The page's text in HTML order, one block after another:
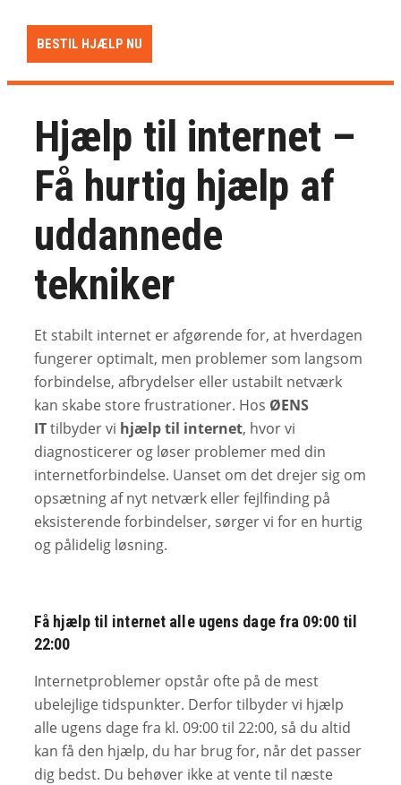
BESTIL HJÆLP NU
Hjælp til internet –
Få hurtig hjælp af
uddannede
tekniker
Et stabilt internet er afgørende for, at hverdagen
fungerer optimalt, men problemer som langsom
forbindelse, afbrydelser eller ustabilt netværk
kan skabe store frustrationer. Hos ØENS
ITtilbyder vi hjælp til internet, hvor vi
diagnosticerer og løser problemer med din
internetforbindelse. Uanset om det drejer sig om
opsætning af nyt netværk eller fejlfinding på
eksisterende forbindelser, sørger vi for en hurtig
og pålidelig løsning.
Få hjælp til internet alle ugens dage fra 09:00 til
22:00
Internetproblemer opstår ofte på de mest
ubelejlige tidspunkter. Derfor tilbyder vi hjælp
alle ugens dage fra kl. 09:00 til 22:00, så du altid
kan få den hjælp, du har brug for, når det passer
dig bedst. Du behøver ikke at vente til næste